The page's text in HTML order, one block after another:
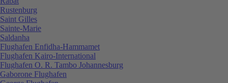
Rustenburg
Saint Gilles
Sainte-Marie
Saldanha
Flughafen Enfidha-Hammamet
Flughafen Kairo-International
Flughafen O. R. Tambo Johannesburg
Gaborone Flughafen